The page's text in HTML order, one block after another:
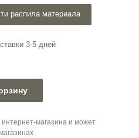
распила материала
3-5 дней
магазина и может